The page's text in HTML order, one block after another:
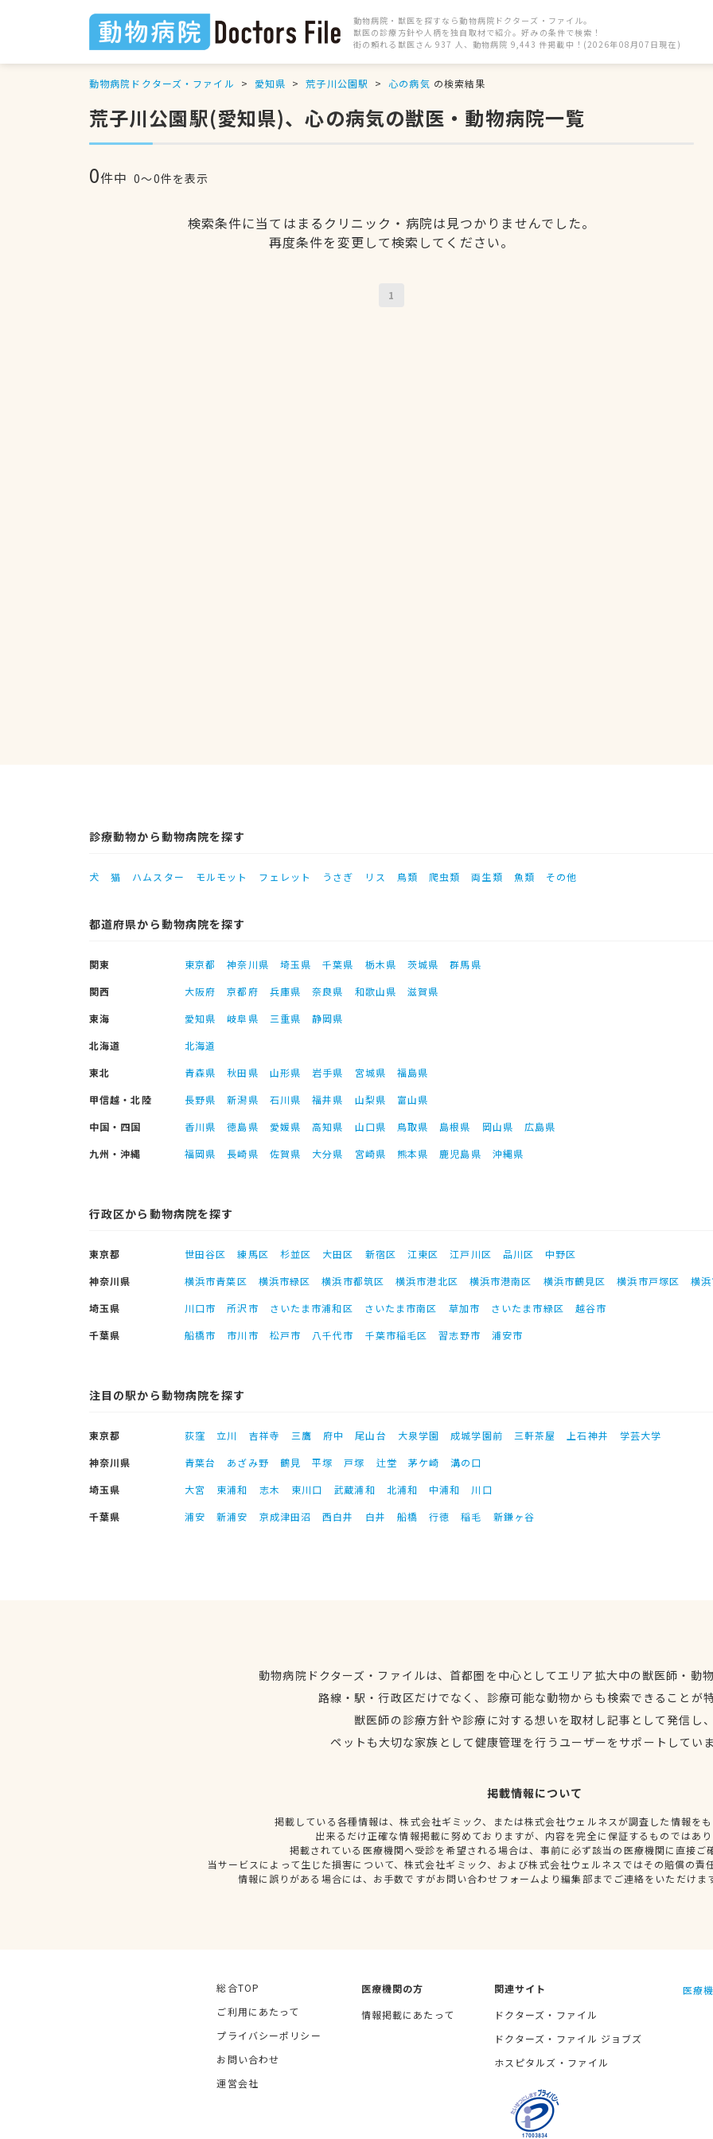
動物病院・獣医を探すなら動物病院ドクターズ・ファイル。
獣医の診療方針や人柄を独自取材で紹介。好みの条件で検索！
街の頼れる獣医さん 937 人、動物病院 9,443 件掲載中！(2026年08月07日現在)
動物病院ドクターズ・ファイル 愛知県 荒子川公園駅 心の病気 の検索結果
荒子川公園駅(愛知県)、心の病気の獣医・動物病院一覧
0件中 0〜0件を表示
検索条件に当てはまるクリニック・病院は見つかりませんでした。
再度条件を変更して検索してください。
1
診療動物から動物病院を探す
犬 猫 ハムスター モルモット フェレット うさぎ リス 鳥類 爬虫類 両生類 魚類 その他
都道府県から動物病院を探す
関東 東京都 神奈川県 埼玉県 千葉県 栃木県 茨城県
群馬県
関西
大阪府 京都府 兵庫県 奈良県 和歌山県
滋賀県
東海
愛知県 岐阜県 三重県
静岡県
北海道
北海道
東北
青森県 秋田県 山形県 岩手県 宮城県
福島県
甲信越・北陸
長野県 新潟県 石川県 福井県 山梨県
富山県
中国・四国
香川県 徳島県 愛媛県 高知県 山口県 鳥取県 島根県 岡山県
広島県
九州・沖縄
福岡県 長崎県 佐賀県 大分県 宮崎県 熊本県 鹿児島県 沖縄県
行政区から動物病院を探す
東京都 世田谷区 練馬区 杉並区 大田区 新宿区 江東区 江戸川区 品川区
中野区
神奈川県
横浜市青葉区 横浜市緑区 横浜市都筑区 横浜市港北区 横浜市港南区 横浜市鶴見区 横浜市戸塚区
横
埼玉県
川口市 所沢市 さいたま市浦和区 さいたま市南区 草加市 さいたま市緑区
越谷市
千葉県
船橋市 市川市 松戸市 八千代市 千葉市稲毛区 習志野市 浦安市
注目の駅から動物病院を探す
東京都 荻窪 立川 吉祥寺 三鷹 府中 尾山台 大泉学園 成城学園前 三軒茶屋 上石神井
学芸大学
神奈川県
青葉台 あざみ野 鶴見 平塚 戸塚 辻堂 茅ケ崎
溝の口
埼玉県
大宮 東浦和 志木 東川口 武蔵浦和 北浦和 中浦和
川口
千葉県
浦安 新浦安 京成津田沼 西白井 白井 船橋 行徳 稲毛 新鎌ヶ谷
動物病院ドクターズ・ファイルは、首都圏を中心としてエリア拡大中の獣医師・動
路線・駅・行政区だけでなく、診療可能な動物からも検索できることが
獣医師の診療方針や診療に対する想いを取材し記事として発信し
ペットも大切な家族として健康管理を行うユーザーをサポートしてい
掲載情報について
掲載している各種情報は、株式会社ギミック、または株式会社ウェルネスが調査した情報を
出来るだけ正確な情報掲載に努めておりますが、内容を完全に保証するものではあ
掲載されている医療機関へ受診を希望される場合は、事前に必ず該当の医療機関に直接ご
当サービスによって生じた損害について、株式会社ギミック、および株式会社ウェルネスではその賠償の責
情報に誤りがある場合には、お手数ですがお問い合わせフォームより編集部までご連絡をいただけま
総合TOP
ご利用にあたって
プライバシーポリシー
お問い合わせ
運営会社
医療機関の方
情報掲載にあたって
関連サイト
ドクターズ・ファイル
ドクターズ・ファイル ジョブズ
ホスピタルズ・ファイル
医療